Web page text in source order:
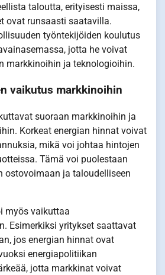
taloutta, erityisesti maissa,
ovat runsaasti saatavilla.
työntekijöiden koulutus
jotta he voivat
markkinoihin ja teknologioihin.
vaikutus markkinoihin
suoraan markkinoihin ja
Korkeat energian hinnat voivat
mikä voi johtaa hintojen
Tämä voi puolestaan
ostovoimaan ja taloudelliseen
myös vaikuttaa
Esimerkiksi yritykset saattavat
jos energian hinnat ovat
energiapolitiikan
jotta markkinat voivat